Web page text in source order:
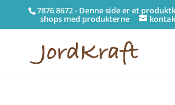
7876 8672 - Denne side er et
shops med produkterne